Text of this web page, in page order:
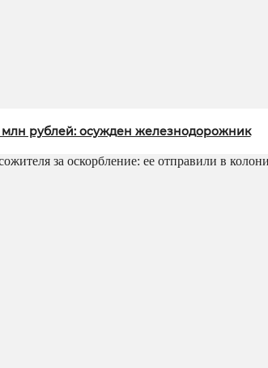
рублей: осужден железнодорожник